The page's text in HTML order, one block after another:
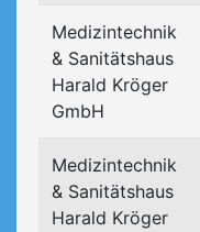
Medizintechnik
& Sanitätshaus
Harald Kröger
GmbH
Medizintechnik
& Sanitätshaus
Harald Kröger